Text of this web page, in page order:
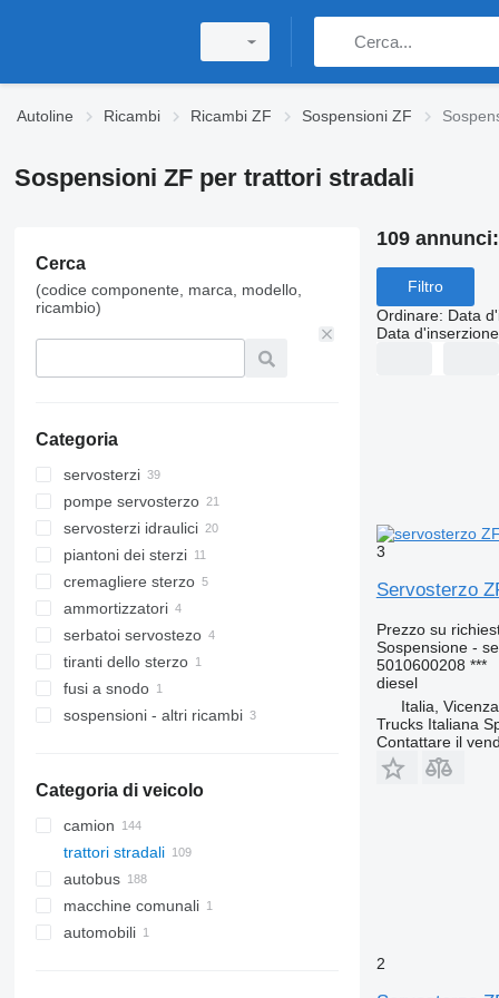
Autoline Ricambi Ricambi ZF Sospensioni ZF
Sospensioni ZF per trattori stradali
Cerca
(codice componente, marca, modello,
ricambio)
Categoria
servosterzi
pompe servosterzo
servosterzi idraulici
piantoni dei sterzi
cremagliere sterzo
ammortizzatori
serbatoi servostezo
tiranti dello sterzo
fusi a snodo
sospensioni - altri ricambi
Categoria di veicolo
camion
trattori stradali
autobus
macchine comunali
veicoli comunali
automobili
109 annunci:
Filtro
Ordinare: Data
Data d'inserzione
3
Servosterzo
Prezzo su
Sospensione -
5010600208 ***
diesel
Italia,
Trucks Italiana
Contattare il
2